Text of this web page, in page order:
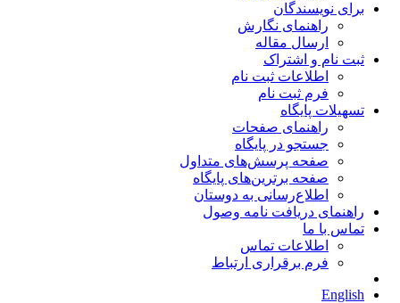
برای نویسندگان
راهنمای نگارش
ارسال مقاله
ثبت نام و اشتراک
اطلاعات ثبت نام
فرم ثبت نام
تسهیلات پایگاه
راهنمای صفحات
جستجو در پایگاه
صفحه پرسش‌های متداول
صفحه برترین‌های پایگاه
اطلاع‌رسانی به دوستان
راهنمای دریافت نامه وصول
تماس با ما
اطلاعات تماس
فرم برقراری ارتباط
English